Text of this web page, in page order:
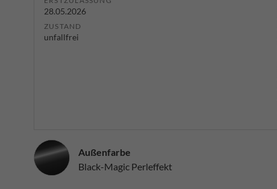
28.05.2026
ZUSTAND
unfallfrei
Außenfarbe
Black-Magic Perleffekt